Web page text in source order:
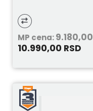
MP cena:9.180,00
10.990,00 RSD